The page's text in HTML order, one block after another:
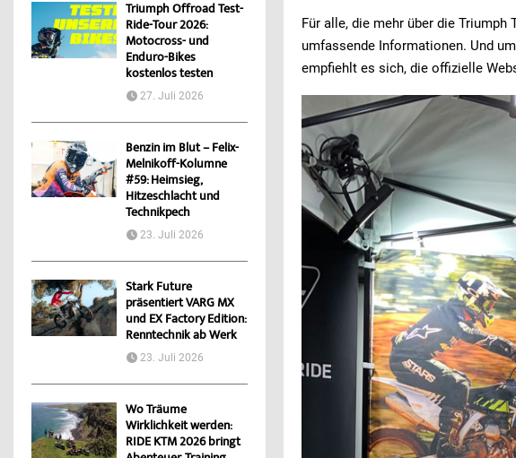
Für alle, die mehr über die
umfassende Informationen. Und
empfiehlt es sich, die offizielle
Triumph Offroad Test-
Ride-Tour 2026:
Motocross- und
Enduro-Bikes
kostenlos testen
27. Juli 2026
Benzin im Blut – Felix-
Melnikoff-Kolumne
#59: Heimsieg,
Hitzeschlacht und
Technikpech
23. Juli 2026
Stark Future
präsentiert VARG MX
und EX Factory Edition:
Renntechnik ab Werk
23. Juli 2026
Wo Träume
Wirklichkeit werden:
RIDE KTM 2026 bringt